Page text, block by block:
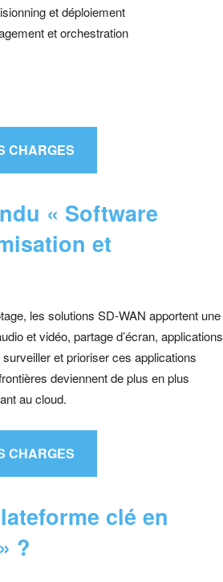
et déploiement
et orchestration
CHARGES
« Software
et
les solutions SD-WAN apportent une
et vidéo, partage d’écran, applications
et prioriser ces applications
deviennent de plus en plus
au cloud.
CHARGES
clé en
?